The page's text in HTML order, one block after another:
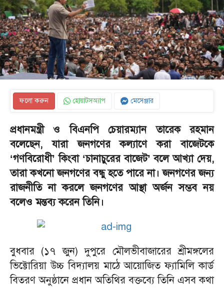
ফলো করুন হোয়াটসঅ্যাপ মেসেঞ্জার
প্রধানমন্ত্রী ও বিএনপি চেয়ারম্যান তারেক রহমান
বলেছেন, যারা জনগণের কল্যাণে করা বাজেটকে
‘গণবিরোধী’ কিংবা ‘চানাচুরের বাজেট’ বলে আখ্যা দেয়,
তারা কখনো জনগণের বন্ধু হতে পারে না। জনগণের জন্য
রাজনীতি না করলে জনগণের আস্থা অর্জন সম্ভব নয়
বলেও মন্তব্য করেন তিনি।
বুধবার (১৭ জুন) দুপুরে মৌলভীবাজারের শ্রীমঙ্গলের
ভিক্টোরিয়া উচ্চ বিদ্যালয় মাঠে আয়োজিত ফ্যামিলি কার্ড
বিতরণ অনুষ্ঠানে প্রধান অতিথির বক্তব্যে তিনি এসব কথা